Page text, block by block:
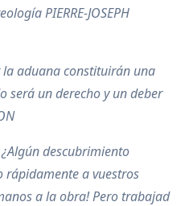
PIERRE-JOSEPH
aduana constituirán una
será un derecho y un deber
descubrimiento
rápidamente a vuestros
a la obra! Pero trabajad